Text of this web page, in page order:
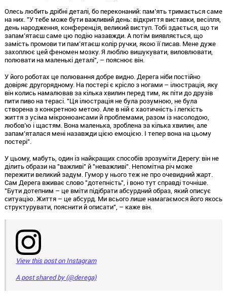
Олесь любить дрібні деталі, бо переконаний: пам’ять тримається саме
на них. "У тебе може бути важливий день: відкриття виставки, весілля,
день народження, конференція, великий виступ. Тобі здається, що ти
запам’ятаєш саме цю подію назавжди. А потім виявляється, що
замість промови ти пам’ятаєш колір ручки, якою її писав. Мене дуже
захоплює цей феномен мозку. Я люблю вишукувати, виловлювати,
полювати на маленькі деталі", – пояснює він.
У його роботах це полювання добре видно. Дерега ніби постійно
довіряє другорядному. На постері є крісло з ногами – ілюстрація, яку
він колись намалював за кілька хвилин перед тим, як піти до друзів
пити пиво на терасі. "Ця ілюстрація не була розумною, не була
створена з конкретною метою. Але в ній є хаотичність і легкість
життя з усіма мікронюансами й проблемами, разом із насолодою,
любов’ю і щастям. Вона маленька, зроблена за кілька хвилин, але
запам’яталася мені назавжди цією емоцією. І тепер вона на цьому
постері".
У цьому, мабуть, один із найкращих способів зрозуміти Дерегу: він не
ділить образи на "важливі" й "неважливі". Непомітна річ може
пережити великий задум. Гумор у нього теж не про очевидний жарт.
Сам Дерега вживає слово "дотепність", і воно тут справді точніше.
"Бути дотепним – це вміти підібрати абсурдний образ, який описує
ситуацію. Життя – це абсурд. Ми всього лише намагаємося його якось
структурувати, пояснити й описати", – каже він.
View this post on Instagram
A post shared by (@derega)